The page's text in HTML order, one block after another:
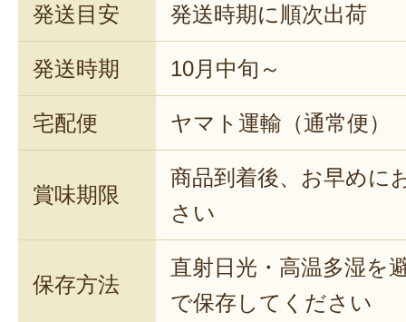
発送目安 発送時期に順次出荷
発送時期 10月中旬～
宅配便 ヤマト運輸（通常便）
賞味期限
商品到着後、お早めに
さい
保存方法
直射日光・高温多湿を
で保存してください